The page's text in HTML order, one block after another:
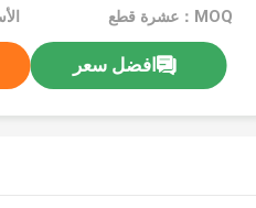
MOQ：عشرة قطع
افضل سعر